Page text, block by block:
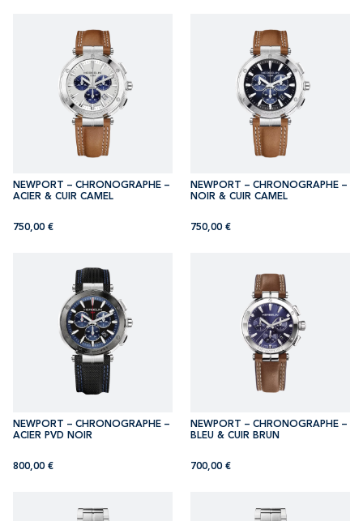
NEWPORT – CHRONOGRAPHE –
ACIER & CUIR CAMEL
750,00 €
NEWPORT – CHRONOGRAPHE –
NOIR & CUIR CAMEL
750,00 €
NEWPORT – CHRONOGRAPHE –
ACIER PVD NOIR
800,00 €
NEWPORT – CHRONOGRAPHE –
BLEU & CUIR BRUN
700,00 €